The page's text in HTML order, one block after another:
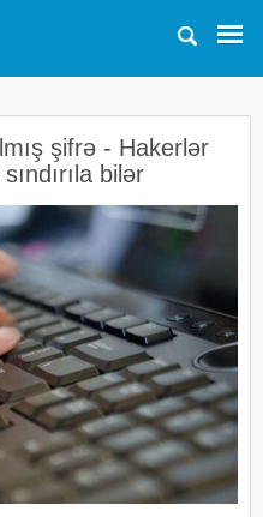
şifrə - Hakerlər
bilər